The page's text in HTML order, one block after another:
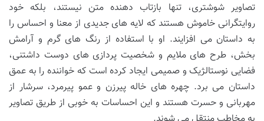
تصاویر شوشتری، تنها بازتاب دهنده متن نیستند، بلکه خود
روایتگرانی خاموش هستند که لایه های جدیدی از معنا و احساس را
به داستان می افزایند. او با استفاده از رنگ های گرم و آرامش
بخش، طرح های ملایم و شخصیت پردازی های دوست داشتنی،
فضایی نوستالژیک و صمیمی ایجاد کرده است که خواننده را به عمق
داستان می برد. چهره های خاله پیرزن و عمو پیرمرد، سرشار از
مهربانی و حسرت هستند و این احساسات به خوبی از طریق تصاویر